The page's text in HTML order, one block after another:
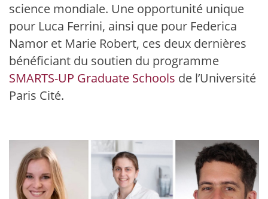
science mondiale. Une opportunité unique
pour Luca Ferrini, ainsi que pour Federica
Namor et Marie Robert, ces deux dernières
bénéficiant du soutien du programme
SMARTS-UP Graduate Schools de l’Université
Paris Cité.